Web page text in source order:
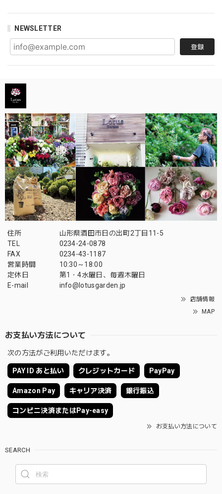
NEWSLETTER
登録
住所
山形県酒田市日の出町2丁目11-5
TEL
0234-24-0878
FAX
0234-43-1187
営業時間
10:30～18:00
定休日
第1・4水曜日、毎週木曜日
E-mail
info@lotusgarden.jp
店舗情報
MAP
お支払い方法について
次の方法がご利用いただけます。
PAY ID あと払い クレジットカード PayPay
Amazon Pay キャリア決済 銀行振込
コンビニ決済またはPay-easy
お支払い方法について
SEARCH